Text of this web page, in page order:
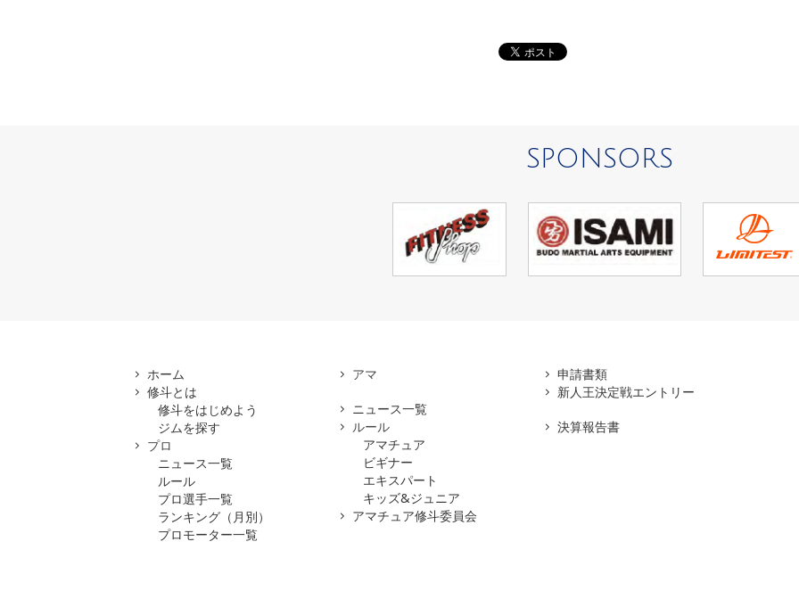
SPONSORS
ホーム
修斗とは
修斗をはじめよう
ジムを探す
プロ
ニュース一覧
ルール
プロ選手一覧
ランキング（月別）
プロモーター一覧
アマ
ニュース一覧
ルール
アマチュア
ビギナー
エキスパート
キッズ&ジュニア
アマチュア修斗委員会
申請書類
新人王決定戦エントリー
決算報告書